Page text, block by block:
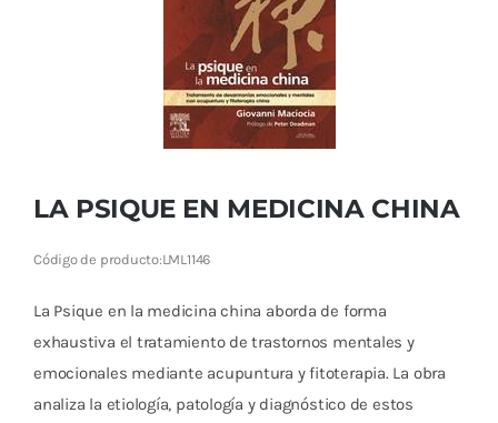
Terapias
Material
clínico
LA PSIQUE EN MEDICINA CHINA
Código de producto:LML1146
La Psique en la medicina china aborda de forma
exhaustiva el tratamiento de trastornos mentales y
emocionales mediante acupuntura y fitoterapia. La obra
analiza la etiología, patología y diagnóstico de estos